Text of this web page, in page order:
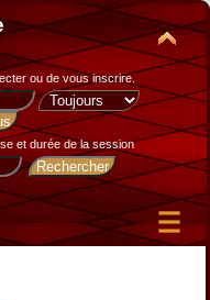
ou de vous inscrire.
et durée de la session